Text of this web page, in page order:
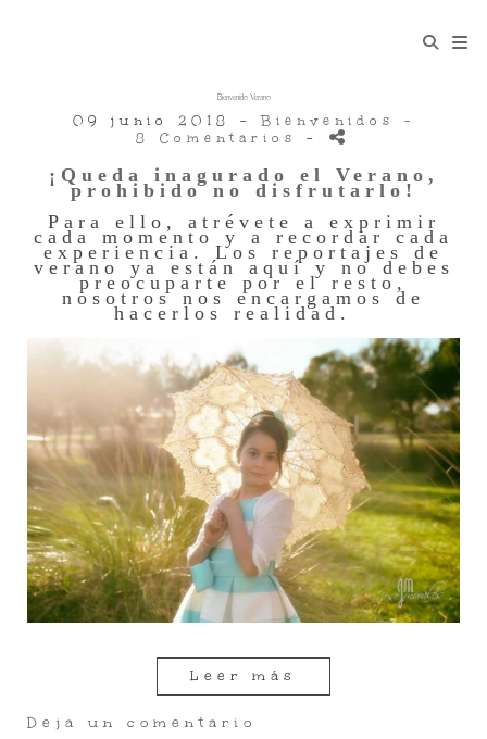
Bienvenido Verano
09 junio 2018 -Bienvenidos
-
8 Comentarios -
¡Queda inagurado el Verano,
prohibido no disfrutarlo!
Para ello, atrévete a exprimir
cada momento y a recordar cada
experiencia. Los reportajes de
verano ya están aquí y no debes
preocuparte por el resto,
nosotros nos encargamos de
hacerlos realidad.
Leer más
Deja un comentario